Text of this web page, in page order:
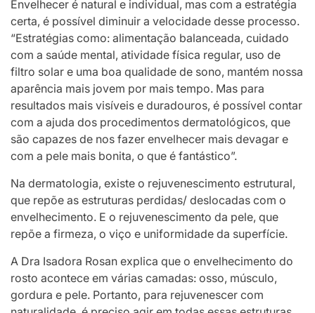
Envelhecer é natural e individual, mas com a estratégia
certa, é possível diminuir a velocidade desse processo.
“Estratégias como: alimentação balanceada, cuidado
com a saúde mental, atividade física regular, uso de
filtro solar e uma boa qualidade de sono, mantém nossa
aparência mais jovem por mais tempo. Mas para
resultados mais visíveis e duradouros, é possível contar
com a ajuda dos procedimentos dermatológicos, que
são capazes de nos fazer envelhecer mais devagar e
com a pele mais bonita, o que é fantástico”.
Na dermatologia, existe o rejuvenescimento estrutural,
que repõe as estruturas perdidas/ deslocadas com o
envelhecimento. E o rejuvenescimento da pele, que
repõe a firmeza, o viço e uniformidade da superfície.
A Dra Isadora Rosan explica que o envelhecimento do
rosto acontece em várias camadas: osso, músculo,
gordura e pele. Portanto, para rejuvenescer com